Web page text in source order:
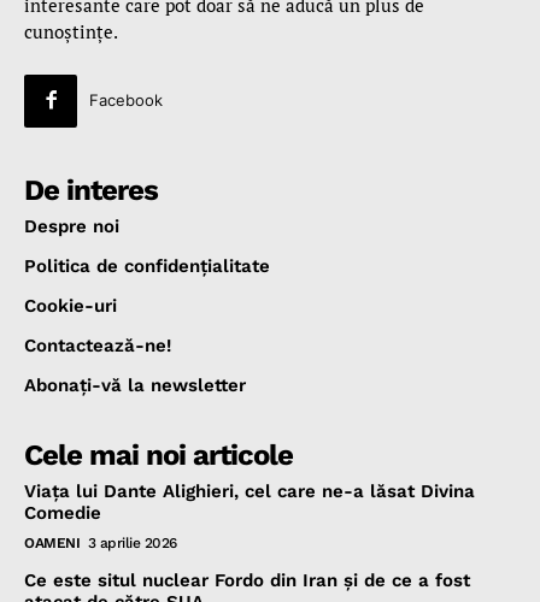
cunoştinţe.
Facebook
De interes
Despre noi
Politica de confidenţialitate
Cookie-uri
Contactează-ne!
Abonaţi-vă la newsletter
Cele mai noi articole
Viața lui Dante Alighieri, cel care ne-a lăsat Divina
Comedie
OAMENI 3 aprilie 2026
Ce este situl nuclear Fordo din Iran și de ce a fost